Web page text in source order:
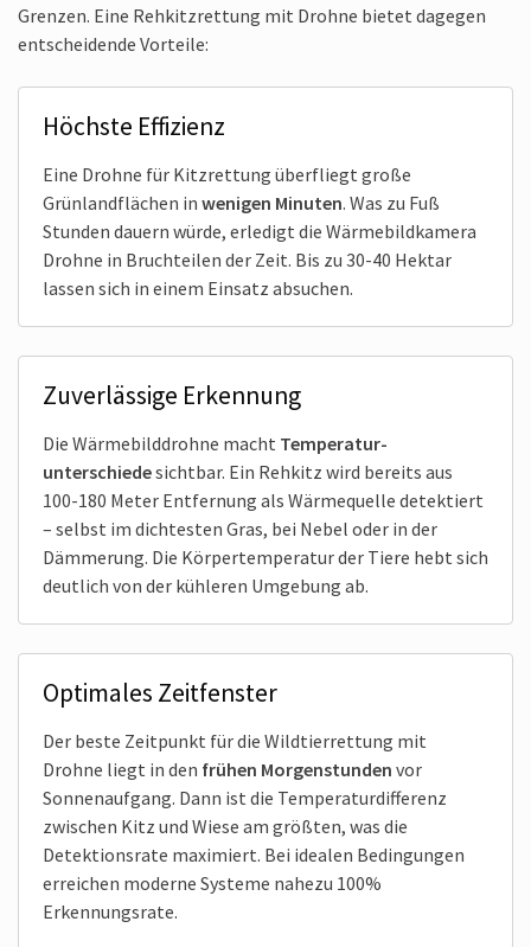
Grenzen. Eine Rehkitzrettung mit Drohne bietet dagegen
entscheidende Vorteile:
Höchste Effizienz
Eine Drohne für Kitzrettung überfliegt große
Grünland­flächen in wenigen Minuten. Was zu Fuß
Stunden dauern würde, erledigt die Wärme­bildkamera
Drohne in Bruchteilen der Zeit. Bis zu 30-40 Hektar
lassen sich in einem Einsatz absuchen.
Zuverlässige Erkennung
Die Wärmebild­drohne macht Temperatur­
unterschiedesichtbar. Ein Rehkitz wird bereits aus
100-180 Meter Entfernung als Wärmequelle detektiert
– selbst im dichtesten Gras, bei Nebel oder in der
Dämmerung. Die Körpertemperatur der Tiere hebt sich
deutlich von der kühleren Umgebung ab.
Optimales Zeitfenster
Der beste Zeitpunkt für die Wildtierrettung mit
Drohne liegt in den frühen Morgen­stunden vor
Sonnenaufgang. Dann ist die Temperatur­differenz
zwischen Kitz und Wiese am größten, was die
Detektionsrate maximiert. Bei idealen Bedingungen
erreichen moderne Systeme nahezu 100%
Erkennungsrate.